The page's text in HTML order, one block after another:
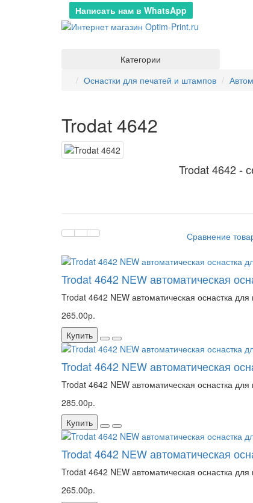
Написать нам в WhatsApp
Категории
Оснастки для печатей и штампов
Trodat 4642
Trodat 4642 -
Сравнение
Trodat 4642 NEW автоматическая
Trodat 4642 NEW автоматическая оснастка
265.00р.
Купить
Trodat 4642 NEW автоматическая
Trodat 4642 NEW автоматическая оснастка
285.00р.
Купить
Trodat 4642 NEW автоматическая
Trodat 4642 NEW автоматическая оснастка
265.00р.